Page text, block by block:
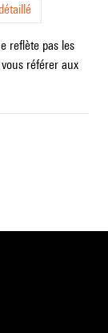
reflète pas les
référer aux